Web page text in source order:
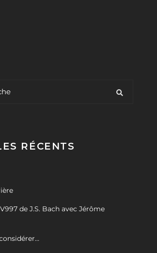
RÉCENTS
de J.S. Bach avec Jérôme